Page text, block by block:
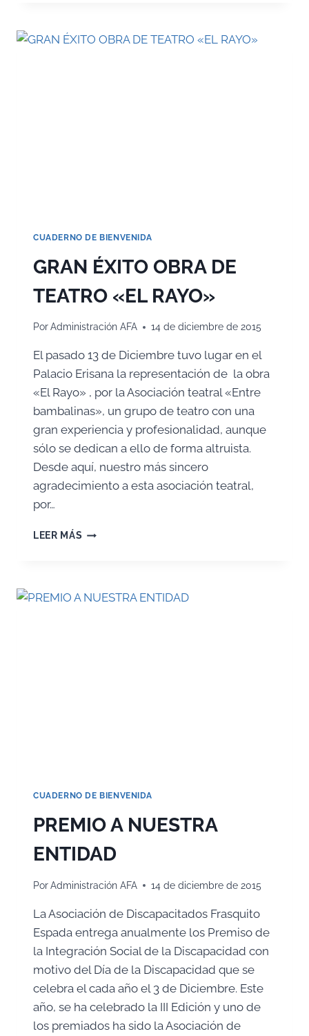
DEL
CUADERNO DE BIENVENIDA
GRAN ÉXITO OBRA DE
TEATRO «EL RAYO»
PorAdministración AFA 14 de diciembre de 2015
El pasado 13 de Diciembre tuvo lugar en el
Palacio Erisana la representación de la obra
«El Rayo» , por la Asociación teatral «Entre
bambalinas», un grupo de teatro con una
gran experiencia y profesionalidad, aunque
sólo se dedican a ello de forma altruista.
Desde aquí, nuestro más sincero
agradecimiento a esta asociación teatral,
por…
LEER MÁS GRAN
«EL
CUADERNO DE BIENVENIDA
PREMIO A NUESTRA
ENTIDAD
PorAdministración AFA 14 de diciembre de 2015
La Asociación de Discapacitados Frasquito
Espada entrega anualmente los Premiso de
la Integración Social de la Discapacidad con
motivo del Día de la Discapacidad que se
celebra el cada año el 3 de Diciembre. Este
año, se ha celebrado la III Edición y uno de
los premiados ha sido la Asociación de